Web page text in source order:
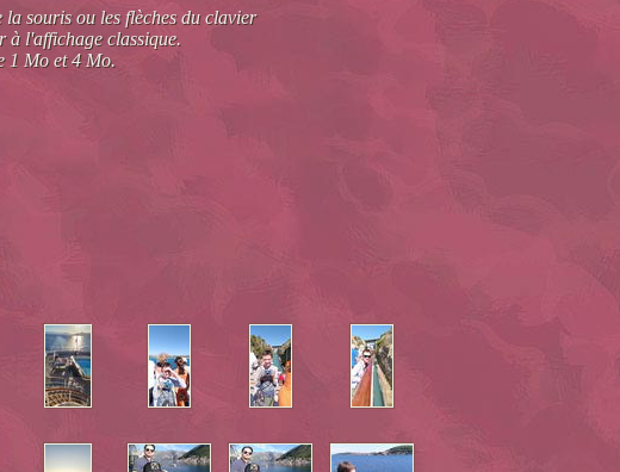
souris ou les flèches du clavier
à l'affichage classique.
1 Mo et 4 Mo.